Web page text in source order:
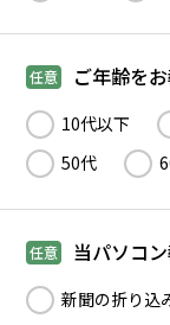
任意 ご年齢を
10代以下
50代
任意 当パソコ
新聞の折り込